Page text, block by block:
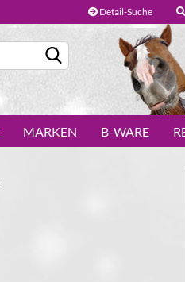
Detail-Suche
MARKEN B-WARE